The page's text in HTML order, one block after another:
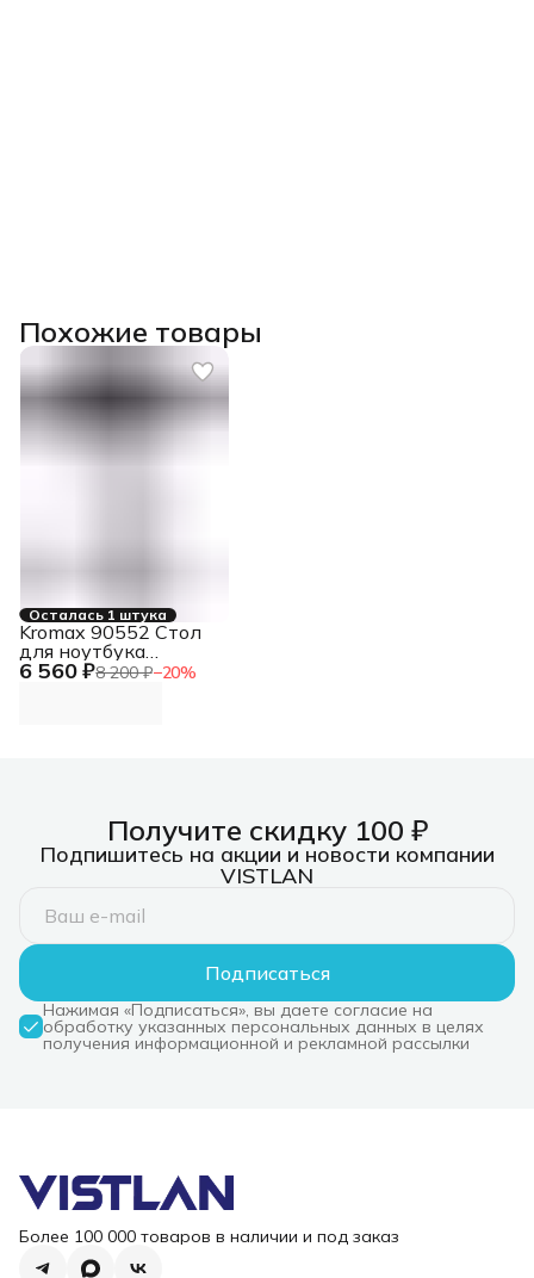
Похожие товары
Осталась 1 штука
6 560 ₽8 200 ₽−20%
Kromax 90552 Стол
для ноутбука
OMEGA-10 черный
Получите скидку 100 ₽
Подпишитесь на акции и новости компании
VISTLAN
Подписаться
Нажимая «Подписаться», вы даете согласие на
обработку указанных персональных данных в целях
получения информационной и рекламной рассылки
Более 100 000 товаров в наличии и под заказ